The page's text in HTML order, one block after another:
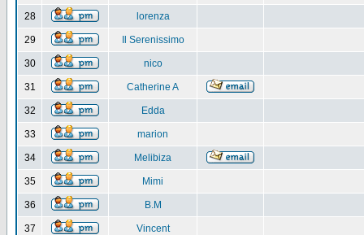
28 lorenza
29 Il Serenissimo
30 nico
31 Catherine A
32 Edda
33 marion
34 Melibiza
35 Mimi
36 B.M
37 Vincent